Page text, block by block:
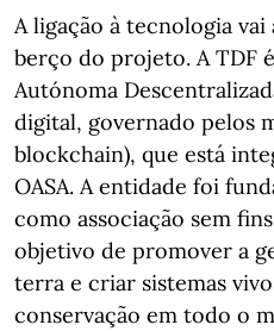
A ligação à tecnologia vai
berço do projeto. A TDF
Autónoma
digital, governado pelos
blockchain), que está
OASA. A entidade foi
como associação sem
objetivo de promover a
terra e criar sistemas
conservação em todo o